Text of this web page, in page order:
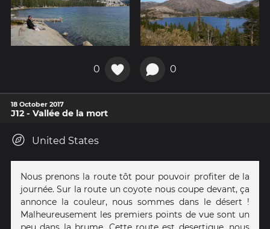
0 0
18 October 2017
J12 - Vallée de la mort
United States
Nous prenons la route tôt pour pouvoir profiter de la
journée. Sur la route un coyote nous coupe devant, ça
annonce la couleur, nous sommes dans le désert !
Malheureusement les premiers points de vue sont un